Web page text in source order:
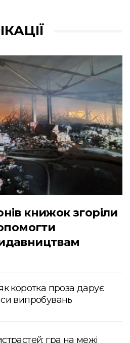
книжок згоріли
коротка проза дарує
випробувань
гра на межі